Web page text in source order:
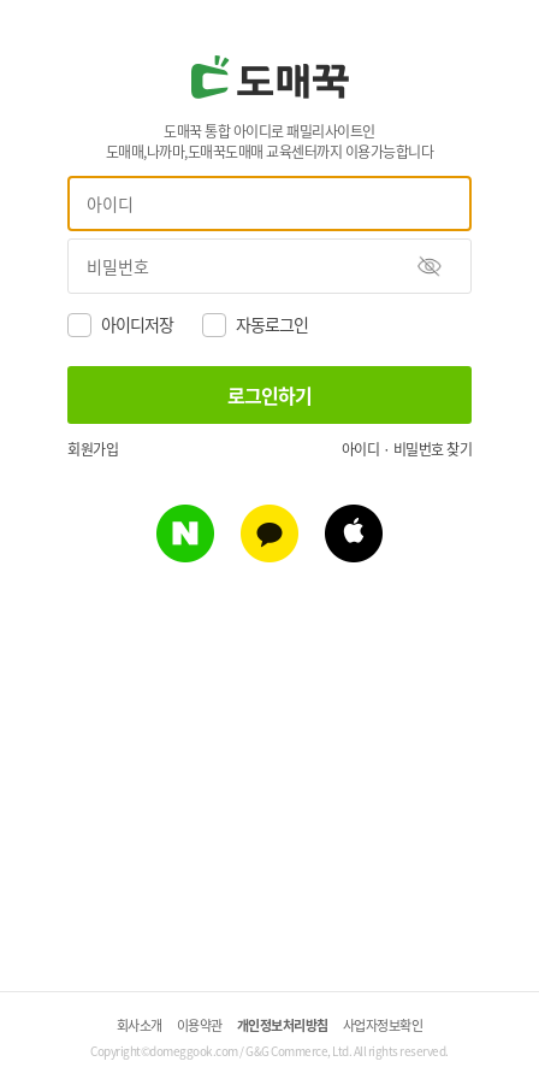
도매꾹 통합 아이디로 패밀리사이트인
도매매,나까마,도매꾹도매매 교육센터까지 이용가능합니다
아이디저장 자동로그인
회원가입 아이디 · 비밀번호 찾기
회사소개 이용약관 개인정보처리방침 사업자정보확인
Copyright©domeggook.com / G&G Commerce, Ltd. All rights reserved.